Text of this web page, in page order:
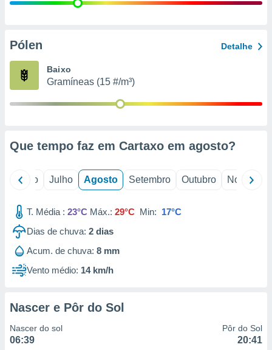
e
Pólen Detalhe
Baixo
Gramíneas (15 #/m³)
Que tempo faz em Cartaxo em agosto?
Junho Julho Agosto Setembro Outubro Novembro
T. Média : 23°C Máx.: 29°C Min: 17°C
Dias de chuva: 2 dias
Acum. de chuva: 8 mm
Vento médio: 14 km/h
Nascer e Pôr do Sol
Nascer do sol
06:39
Pôr do Sol
20:41